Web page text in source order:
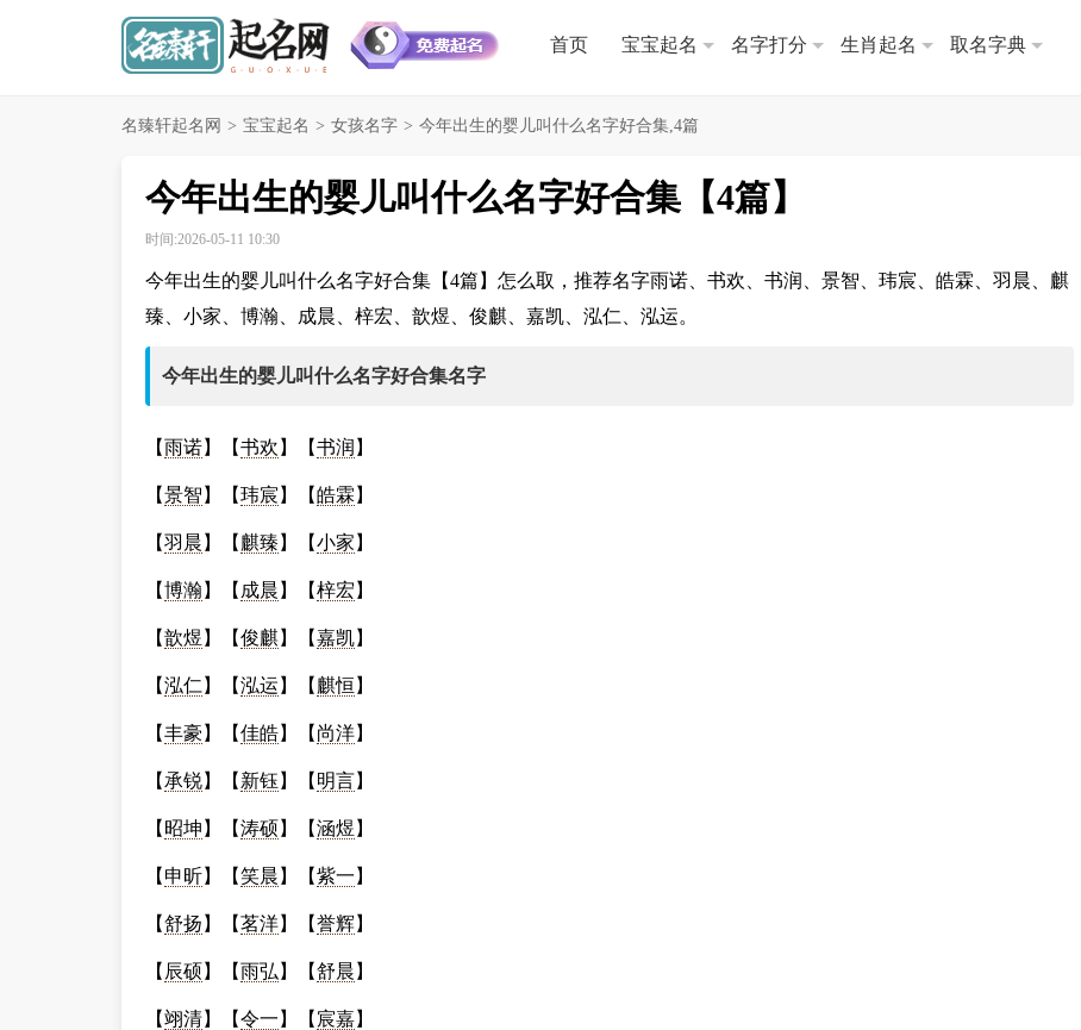
首页 宝宝起名 名字打分 生肖起名 取名字典
名臻轩起名网 > 宝宝起名 > 女孩名字 > 今年出生的婴儿叫什么名字好合集,4篇
今年出生的婴儿叫什么名字好合集【4篇】
时间:2026-05-11 10:30
今年出生的婴儿叫什么名字好合集【4篇】怎么取，推荐名字雨诺、书欢、书润、景智、玮宸、皓霖、羽晨、麒
臻、小家、博瀚、成晨、梓宏、歆煜、俊麒、嘉凯、泓仁、泓运。
今年出生的婴儿叫什么名字好合集名字
【雨诺】【书欢 】【书润 】
【景智 】【玮宸 】【皓霖 】
【羽晨 】【 麒臻 】【小家 】
【博瀚 】【 成晨 】【梓宏 】
【歆煜 】【俊麒】【嘉凯】
【泓仁 】【泓运 】【 麒恒 】
【丰豪 】【佳皓】【 尚洋】
【 承锐】【 新钰 】【 明言】
【 昭坤 】【涛硕】【涵煜 】
【 申昕】【笑晨 】【紫一 】
【舒扬 】【茗洋】【誉辉 】
【 辰硕】【雨弘 】【舒晨 】
【翊清】【令一 】【 宸嘉】